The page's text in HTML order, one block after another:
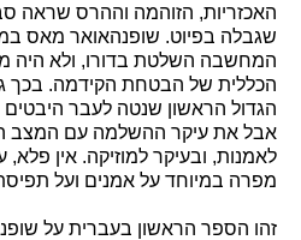
האכזריות, הזוהמה וההרס שראה
שגבלה בפיוט. שופנהאואר מאס
המחשבה השלטת בדורו, ולא היה
הכללית של הבטחת הקידמה. בכך
הגדול הראשון שנטה לעבר היבטים
אבל את עיקר ההשלמה עם המצב
לאמנות, ובעיקר למוזיקה. אין
מפרה במיוחד על אמנים ועל
זהו הספר הראשון בעברית על